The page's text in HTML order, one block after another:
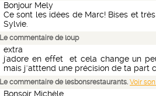
Bonjour Mely
Ce sont les idées de Marc! Bises et
Sylvie.
Le commentaire de loup
extra
j'adore en effet et cela change un
mais j''atttend une précision de ta part
Le commentaire de lesbonsrestaurants. Voir
Bonsoir Michèle